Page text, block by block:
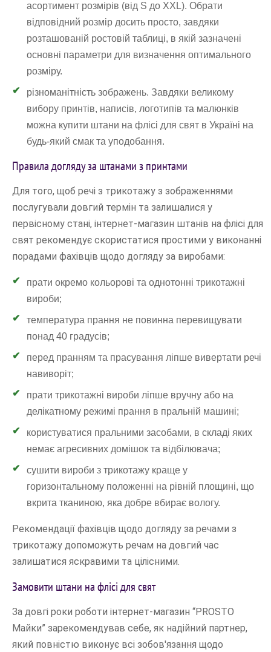
асортимент розмірів (від S до XXL). Обрати
відповідний розмір досить просто, завдяки
розташованій ростовій таблиці, в якій зазначені
основні параметри для визначення оптимального
розміру.
різноманітність зображень. Завдяки великому
вибору принтів, написів, логотипів та малюнків
можна купити штани на флісі для свят в Україні на
будь-який смак та уподобання.
Правила догляду за штанами з принтами
Для того, щоб речі з трикотажу з зображеннями
послугували довгий термін та залишалися у
первісному стані, інтернет-магазин штанів на флісі для
свят рекомендує скористатися простими у виконанні
порадами фахівців щодо догляду за виробами:
прати окремо кольорові та однотонні трикотажні
вироби;
температура прання не повинна перевищувати
понад 40 градусів;
перед пранням та прасування ліпше вивертати речі
навиворіт;
прати трикотажні вироби ліпше вручну або на
делікатному режимі прання в пральній машині;
користуватися пральними засобами, в складі яких
немає агресивних домішок та відбілювача;
сушити вироби з трикотажу краще у
горизонтальному положенні на рівній площині, що
вкрита тканиною, яка добре вбирає вологу.
Рекомендації фахівців щодо догляду за речами з
трикотажу допоможуть речам на довгий час
залишатися яскравими та цілісними.
Замовити штани на флісі для свят
За довгі роки роботи інтернет-магазин “PROSTO
Майки” зарекомендував себе, як надійний партнер,
який повністю виконує всі зобов'язання щодо